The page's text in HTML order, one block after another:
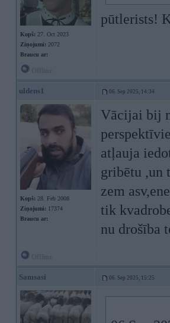
Kopš: 27. Oct 2023
Ziņojumi: 2072
Braucu ar:
pūtlerists!
uldens1 06. Sep 2025, 14:34
Kopš: 28. Feb 2008
Ziņojumi: 17374
Braucu ar:
Vācijai bij
atļauja
gribētu ,un
zem
tik
nu drošība
Samsasi 06. Sep 2025, 15:25